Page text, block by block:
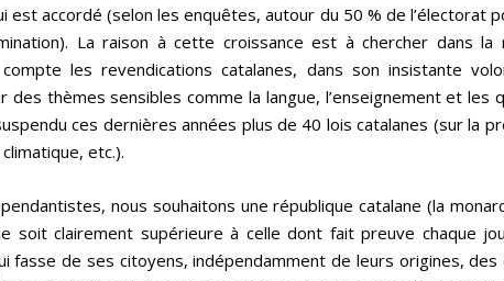
est accordé (selon les enquêtes, autour du 50 % de l’électorat
La raison à cette croissance est à chercher dans
les revendications catalanes, dans son insistante
des thèmes sensibles comme la langue, l’enseignement et les
ces dernières années plus de 40 lois catalanes (sur la
etc.).
nous souhaitons une république catalane (la
soit clairement supérieure à celle dont fait preuve chaque
fasse de ses citoyens, indépendamment de leurs origines,